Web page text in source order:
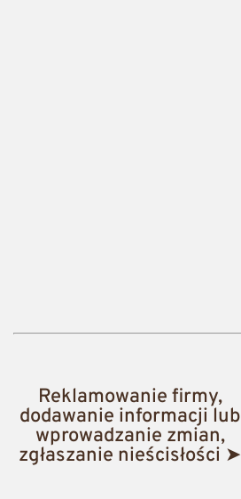
Reklamowanie firmy,
dodawanie informacji lub
wprowadzanie zmian,
zgłaszanie nieścisłości ➤